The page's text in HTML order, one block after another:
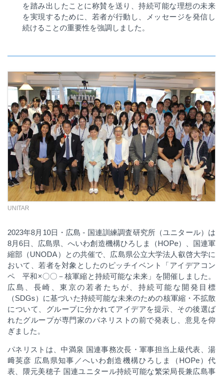
を踏み出したことに称賛を送り、持続可能な理想の未来
を実現するために、若者が行動し、メッセージを発信し
続けることの重要性を強調しました。
UNITAR
2023年8月10日・広島 - 国連訓練調査研究所（ユニタール）は
8月6日、広島県、へいわ創造機構ひろしま（HOPe）、国連軍
縮部（UNODA）との共催で、広島県公立大学法人叡啓大学に
おいて、若者を対象としたのピッチイベント「アイデアコン
ペ 平和×〇〇－核軍縮と持続可能な未来」を開催しました。
広島、長崎、東京の若者たちが、持続可能な開発目標
（SDGs）に基づいた持続可能な未来のための核軍縮・不拡散
について、グループに分かれてアイデアを提示、その後選ば
れたグループが専門家のパネリストの前で発表し、意見を仰
ぎました。
パネリストは、中満泉 国連事務次長・軍事担当上級代表、湯
﨑英彦 広島県知事／へいわ創造機構ひろしま（ HOPe）代
表、隈元美穂子 国連ユニタール持続可能な繁栄局長兼広島事